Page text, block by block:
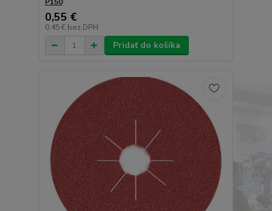
0,55 €
0,45 € bez DPH
Pridať do košíka